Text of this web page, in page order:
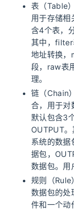
表（Table
用于存储相
含4个表，
其中，filter
地址转换，
段，raw表
理。
链（Chain
合，用于对
默认包含3
OUTPUT
系统的数据
据包，
数据包。用
规则（
数据包的处
件和一个动